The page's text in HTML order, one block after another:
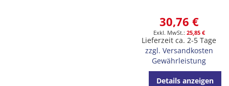
30,76 €
25,85 €
Lieferzeit ca. 2-5 Tage
zzgl. Versandkosten
Gewährleistung
Details anzeigen